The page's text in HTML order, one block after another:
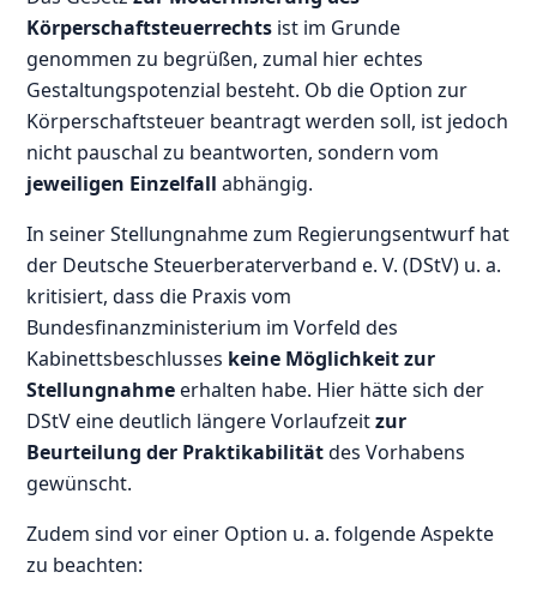
Körperschaftsteuerrechts ist im Grunde
genommen zu begrüßen, zumal hier echtes
Gestaltungspotenzial besteht. Ob die Option zur
Körperschaftsteuer beantragt werden soll, ist jedoch
nicht pauschal zu beantworten, sondern vom
jeweiligen Einzelfall abhängig.
In seiner Stellungnahme zum Regierungsentwurf hat
der Deutsche Steuerberaterverband e. V. (DStV) u. a.
kritisiert, dass die Praxis vom
Bundesfinanzministerium im Vorfeld des
Kabinettsbeschlusses keine Möglichkeit zur
Stellungnahmeerhalten habe. Hier hätte sich der
DStV eine deutlich längere Vorlaufzeitzur
Beurteilung der Praktikabilitätdes Vorhabens
gewünscht.
Zudem sind vor einer Option u. a. folgende Aspekte
zu beachten: